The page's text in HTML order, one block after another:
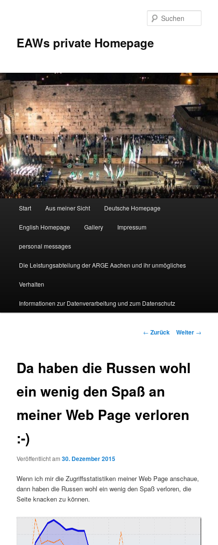
EAWs private Homepage
Start Aus meiner Sicht Deutsche Homepage
English Homepage Gallery Impressum
personal messages
Die Leistungsabteilung der ARGE Aachen und ihr unmögliches
Verhalten
Informationen zur Datenverarbeitung und zum Datenschutz
Beitragsnavigation
← Zurück Weiter →
Da haben die Russen wohl
ein wenig den Spaß an
meiner Web Page verloren
:-)
Veröffentlicht am30. Dezember 2015
Wenn ich mir die Zugriffsstatistiken meiner Web Page anschaue,
dann haben die Russen wohl ein wenig den Spaß verloren, die
Seite knacken zu können.